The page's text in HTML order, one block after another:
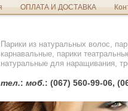
ОПЛАТА И ДОСТАВКА
Парики из натуральных волос,
карнавальные, парики
натуральные для наращивания,
тел.: моб.: (067) 560-99-06,